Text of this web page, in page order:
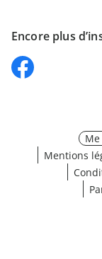
Encore plus
Mentions